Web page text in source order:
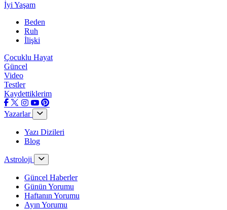
İyi Yaşam
Beden
Ruh
İlişki
Çocuklu Hayat
Güncel
Video
Testler
Kaydettiklerim
Yazarlar
Yazı Dizileri
Blog
Astroloji
Güncel Haberler
Günün Yorumu
Haftanın Yorumu
Ayın Yorumu